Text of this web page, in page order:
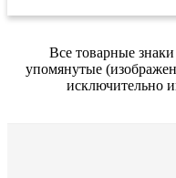
Все товарные
упомянутые
исключительно